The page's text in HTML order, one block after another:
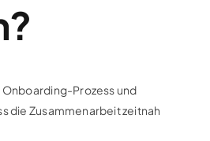
Prozess und
die Zusammenarbeit zeitnah